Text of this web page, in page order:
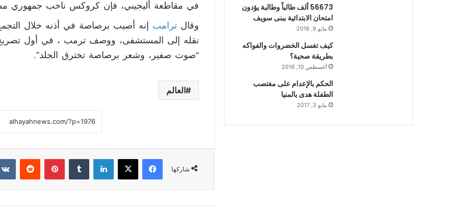
في مقاطعة أليجيني، فإن كروكس ناخب جمهوري
وقال ترامب
إنه أصيب برصاصة في أذنه خلال التجمع
نقله إلى المستشفى، ووصف ترمب ، في أول
“صوت صفير، وشعر برصاصة تخترق الجلد”.
العالم
شاركها
فيسبوك لينكدإن بينتيريست
56673 ألف طالباً وطالبة يؤدون
امتحان الابتدائية ببنى سويف
مايو 9, 2016
كيف تغسل الخضروات والفواكه
بطريقة صحية؟
أغسطس 10, 2016
الحكم بالإعدام على مغتصب
الطفلة هدى بالمنيا
مايو 3, 2017